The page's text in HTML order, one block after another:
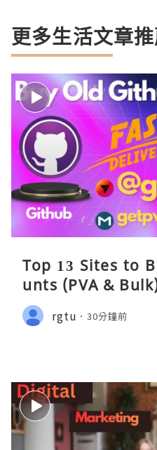
更多生活文章
Top 13 Sites to
unts (PVA &
rgtu 30分鐘前